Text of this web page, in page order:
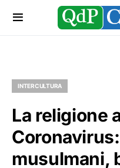
INTERCULTURA
La religione
musulmani,